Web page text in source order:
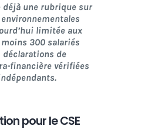
une rubrique sur
limitée aux
300 salariés
de
financière vérifiées
pour le CSE